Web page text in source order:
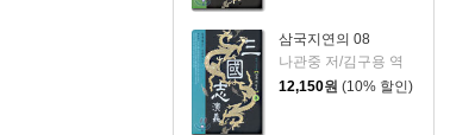
삼국지연의 08
나관중 저/김구용 역
12,150원 (10% 할인)